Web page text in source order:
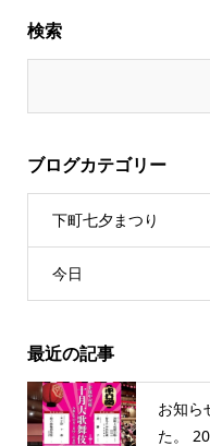
検索
ブログカテゴリー
下町七夕まつり
今日
最近の記事
お知ら
た。